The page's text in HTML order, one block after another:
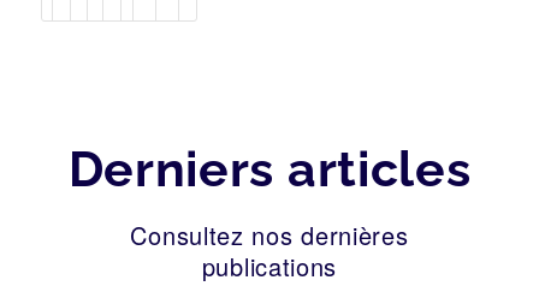
Derniers articles
Consultez nos dernières
publications